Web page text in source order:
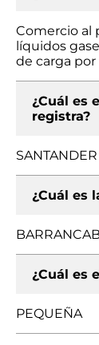
Comercio al
líquidos
de carga por
¿Cuál es
registra?
SANTANDER
¿Cuál es
¿Cuál es
PEQUEÑA